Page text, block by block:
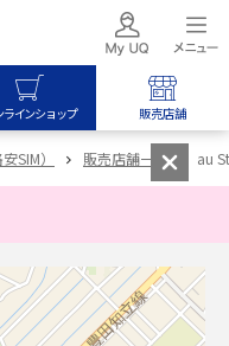
ラインショップ 販売店舗
SIM） 販売店舗一覧 au